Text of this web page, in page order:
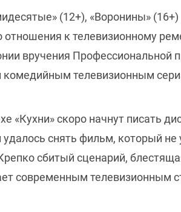
(12+), «Воронины»
к телевизионному
вручения
комедийным телевизионным
«Кухни» скоро начнут писать
удалось снять фильм, который
сбитый сценарий,
современным телевизионным